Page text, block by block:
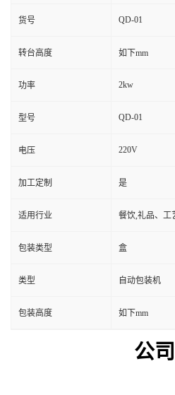
货号 QD-01
转台高度 如下mm
功率 2kw
型号 QD-01
电压 220V
加工定制 是
适用行业 餐饮,礼品、工
包装类型 盒
类型 自动包装机
包装高度 如下mm
公